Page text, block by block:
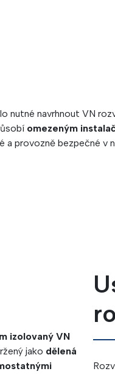
nutné navrhnout VN
omezeným
a provozně bezpečné v
izolovaný VN
jako dělená